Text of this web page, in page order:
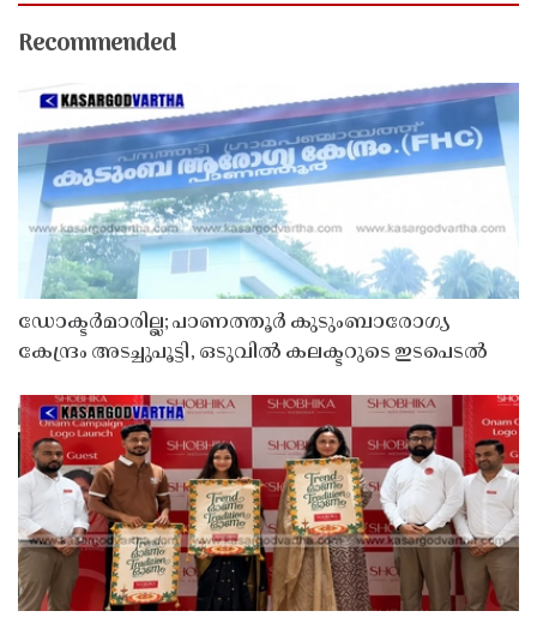
Recommended
ഡോക്ടർമാരില്ല; പാണത്തൂർ കുടുംബാരോഗ്യ
കേന്ദ്രം അടച്ചുപൂട്ടി, ഒടുവിൽ കലക്ടറുടെ ഇടപെടൽ